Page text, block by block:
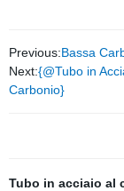
Previous:Bassa
Next:{@Tubo in
Carbonio}
Tubo in acciaio al